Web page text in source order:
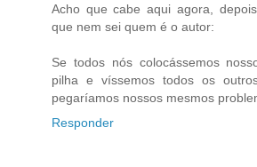
Acho que cabe aqui agora,
que nem sei quem é o autor:
Se todos nós colocássemos
pilha e víssemos todos os
pegaríamos nossos mesmos
Responder